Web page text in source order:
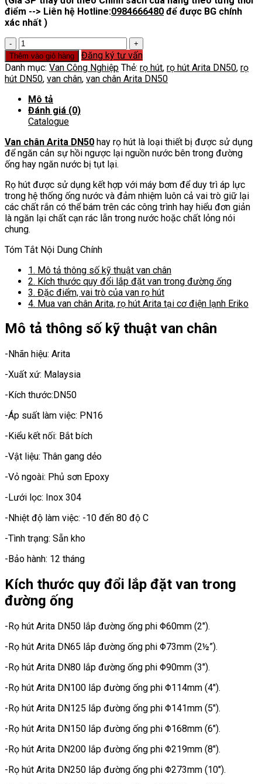
điểm --> Liên hệ Hotline:0984666480 để được BG chính
xác nhất )
Van
chân
Arita
DN50
số
lượng
Thêm vào giỏ hàng
Đăng ký tư vấn
Danh mục: Van Công Nghiệp Thẻ: rọ hút, rọ hút Arita DN50, rọ
hút DN50, van chân, van chân Arita DN50
Mô tả
Đánh giá (0)
Catalogue
Van chân Arita DN50 hay rọ hút là loại thiết bị được sử dụng
để ngăn cản sự hồi ngược lại nguồn nước bên trong đường
ống hay ngăn nước bị tụt lại.
Rọ hút được sử dụng kết hợp với máy bơm để duy trì áp lực
trong hệ thống ống nước và đảm nhiệm luôn cả vai trò giữ lại
các chất rắn có thể bám trên các công trình hay hiểu đơn giản
là ngăn lại chất cạn rác lẫn trong nước hoặc chất lỏng nói
chung.
Tóm Tắt Nội Dung Chính
1. Mô tả thông số kỹ thuật van chân
2. Kích thước quy đổi lắp đặt van trong đường ống
3. Đặc điểm, vai trò của van rọ hút
4. Mua van chân Arita, rọ hút Arita tại cơ điện lạnh Eriko
Mô tả thông số kỹ thuật van chân
-Nhãn hiệu: Arita
-Xuất xứ: Malaysia
-Kích thước:DN50
-Áp suất làm việc: PN16
-Kiểu kết nối: Bắt bích
-Vật liệu: Thân gang dẻo
-Vỏ ngoài: Phủ sơn Epoxy
-Lưới lọc: Inox 304
-Nhiệt độ làm việc: -10 đến 80 độ C
-Tình trạng: Sẵn kho
-Bảo hành: 12 tháng
Kích thước quy đổi lắp đặt van trong
đường ống
-Rọ hút Arita DN50 lắp đường ống phi Φ60mm (2″).
-Rọ hút Arita DN65 lắp đường ống phi Φ73mm (2½”).
-Rọ hút Arita DN80 lắp đường ống phi Φ90mm (3″).
-Rọ hút Arita DN100 lắp đường ống phi Φ114mm (4″).
-Rọ hút Arita DN125 lắp đường ống phi Φ141mm (5″).
-Rọ hút Arita DN150 lắp đường ống phi Φ168mm (6″).
-Rọ hút Arita DN200 lắp đường ống phi Φ219mm (8″).
-Rọ hút Arita DN250 lắp đường ống phi Φ273mm (10″).